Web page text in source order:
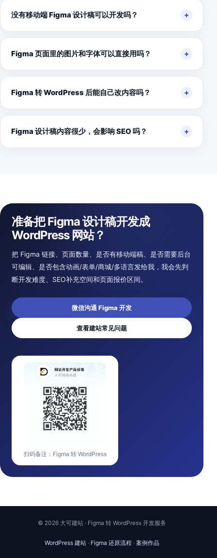
没有移动端 Figma 设计稿可以开发吗？
Figma 页面里的图片和字体可以直接用吗？
Figma 转 WordPress 后能自己改内容吗？
Figma 设计稿内容很少，会影响 SEO 吗？
准备把 Figma 设计稿开发成
WordPress 网站？
把 Figma 链接、页面数量、是否有移动端稿、是否需要后台
可编辑、是否包含动画/表单/商城/多语言发给我，我会先判
断开发难度、SEO补充空间和页面报价区间。
微信沟通 Figma 开发
查看建站常见问题
扫码备注：Figma 转 WordPress
© 2026 大可建站 · Figma 转 WordPress 开发服务
WordPress 建站· Figma 还原流程 · 案例作品